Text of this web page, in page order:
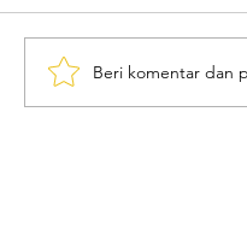
Nilai Tukar
Tinggi Jadi
Beri komentar dan